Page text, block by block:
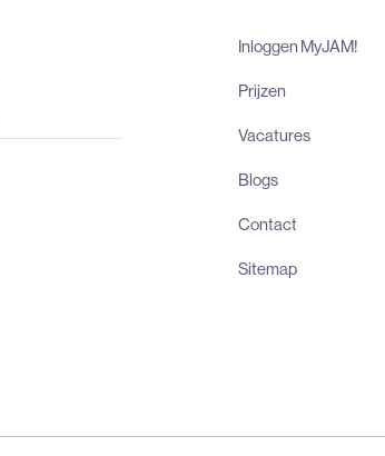
Inloggen MyJAM!
Prijzen
Vacatures
Blogs
Contact
Sitemap